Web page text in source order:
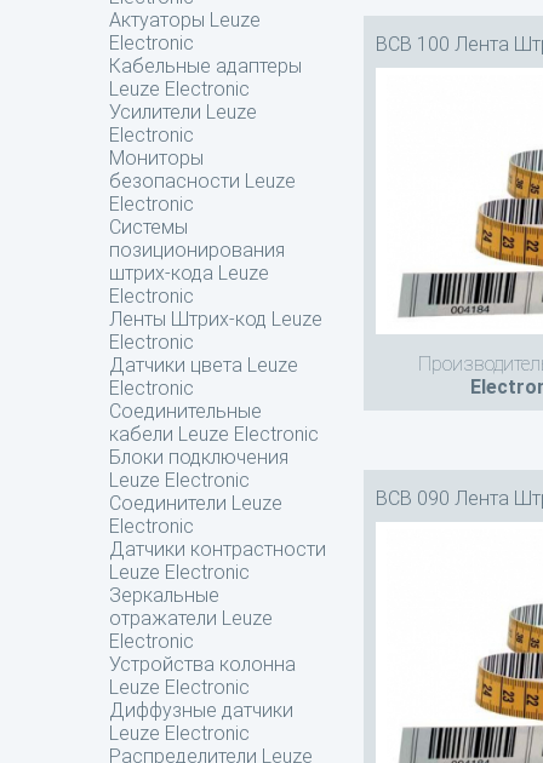
Актуаторы Leuze
Electronic
Кабельные адаптеры
Leuze Electronic
Усилители Leuze
Electronic
Мониторы
безопасности Leuze
Electronic
Системы
позиционирования
штрих-кода Leuze
Electronic
Ленты Штрих-код Leuze
Electronic
Датчики цвета Leuze
Electronic
Соединительные
кабели Leuze Electronic
Блоки подключения
Leuze Electronic
Соединители Leuze
Electronic
Датчики контрастности
Leuze Electronic
Зеркальные
отражатели Leuze
Electronic
Устройства колонна
Leuze Electronic
Диффузные датчики
Leuze Electronic
Распределители Leuze
BCB 100 Лента
BCB 090 Лента